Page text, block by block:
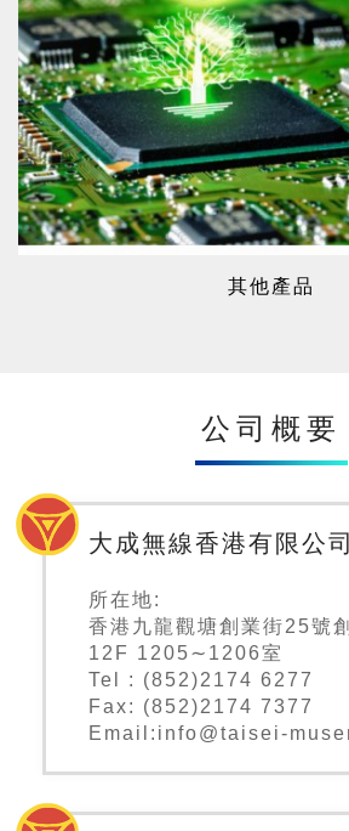
其他產品
公司概要
大成無線香港有限公司
所在地:
香港九龍觀塘創業街25號
12F 1205∼1206室
Tel : (852)2174 6277
Fax: (852)2174 7377
Email:info@taisei-